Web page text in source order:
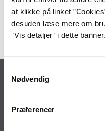
at klikke på linket
desuden læse mere om
”Vis detaljer” i dette banner.
Nødvendig
Præferencer
Transitionen af de to
afsluttet ved udgangen af 2017.
De fire nye kunder ønskes
Statens It
2750 Ballerup